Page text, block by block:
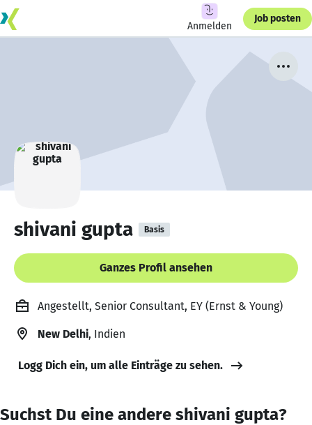
Anmelden
Job posten
shivani gupta Basis
Ganzes Profil ansehen
Angestellt, Senior Consultant, EY (Ernst & Young)
New Delhi, Indien
Logg Dich ein, um alle Einträge zu sehen.
Suchst Du eine andere shivani gupta?